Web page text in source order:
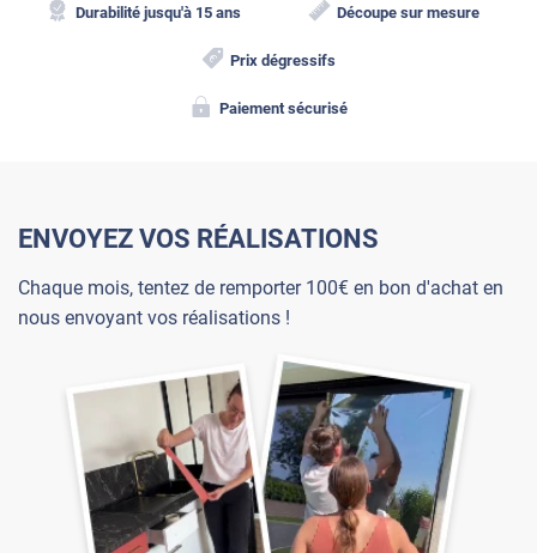
Durabilité jusqu'à 15 ans Découpe sur mesure
Prix dégressifs
Paiement sécurisé
ENVOYEZ VOS RÉALISATIONS
Chaque mois, tentez de remporter 100€ en bon d'achat en
nous envoyant vos réalisations !